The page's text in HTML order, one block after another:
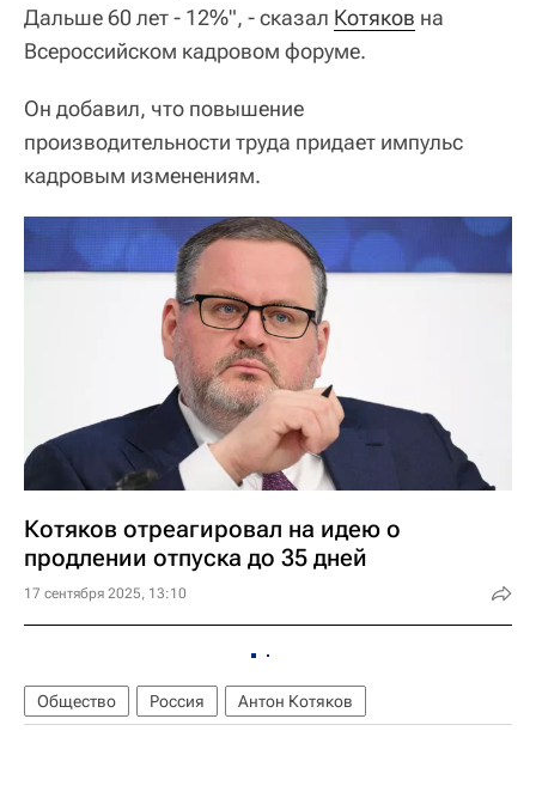
Дальше 60 лет - 12%", - сказал Котяков на
Всероссийском кадровом форуме.
Он добавил, что повышение
производительности труда придает импульс
кадровым изменениям.
Котяков отреагировал на идею о
продлении отпуска до 35 дней
17 сентября 2025, 13:10
Общество Россия Антон Котяков